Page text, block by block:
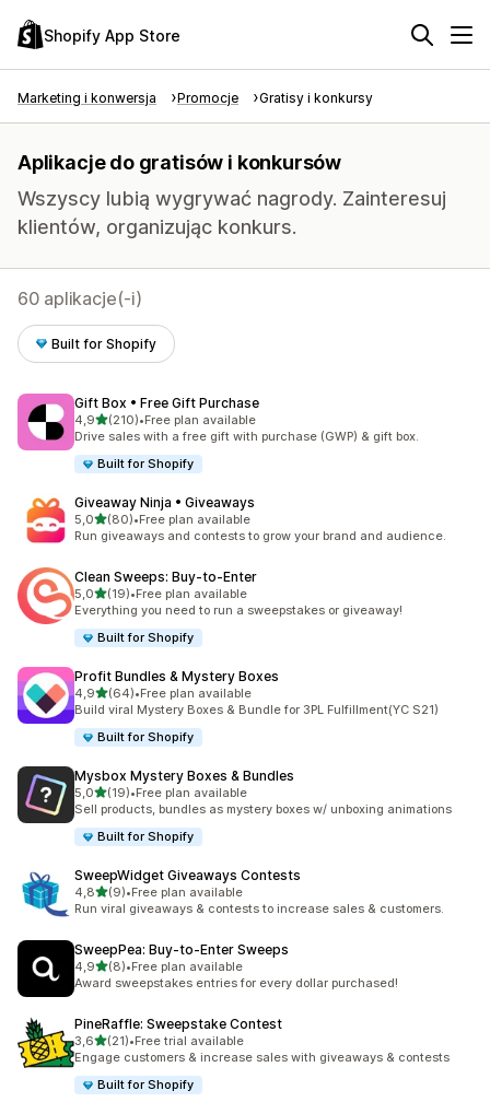
Shopify App Store
Marketing i konwersja Promocje Gratisy i konkursy
Aplikacje do gratisów i konkursów
Wszyscy lubią wygrywać nagrody. Zainteresuj
klientów, organizując konkurs.
60 aplikacje(-i)
Built for Shopify
Gift Box • Free Gift Purchase
4,9na 5 gwiazdek
(210)
Łączna liczba recenzji: 210
•Free plan available
Drive sales with a free gift with purchase (GWP) & gift box.
Built for Shopify
Giveaway Ninja • Giveaways
5,0na 5 gwiazdek
(80)
Łączna liczba recenzji: 80
•Free plan available
Run giveaways and contests to grow your brand and audience.
Clean Sweeps: Buy‑to‑Enter
5,0na 5 gwiazdek
(19)
Łączna liczba recenzji: 19
•Free plan available
Everything you need to run a sweepstakes or giveaway!
Built for Shopify
Profit Bundles & Mystery Boxes
4,9na 5 gwiazdek
(64)
Łączna liczba recenzji: 64
•Free plan available
Build viral Mystery Boxes & Bundle for 3PL Fulfillment(YC S21)
Built for Shopify
Mysbox Mystery Boxes & Bundles
5,0na 5 gwiazdek
(19)
Łączna liczba recenzji: 19
•Free plan available
Sell products, bundles as mystery boxes w/ unboxing animations
Built for Shopify
SweepWidget Giveaways Contests
4,8na 5 gwiazdek
(9)
Łączna liczba recenzji: 9
•Free plan available
Run viral giveaways & contests to increase sales & customers.
SweepPea: Buy‑to‑Enter Sweeps
4,9na 5 gwiazdek
(8)
Łączna liczba recenzji: 8
•Free plan available
Award sweepstakes entries for every dollar purchased!
PineRaffle: Sweepstake Contest
3,6na 5 gwiazdek
(21)
Łączna liczba recenzji: 21
•Free trial available
Engage customers & increase sales with giveaways & contests
Built for Shopify